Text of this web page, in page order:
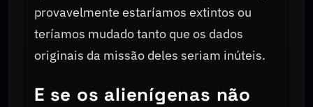
provavelmente estaríamos extintos ou
teríamos mudado tanto que os dados
originais da missão deles seriam inúteis.
E se os alienígenas não